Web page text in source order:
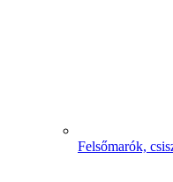
Felsőmarók,